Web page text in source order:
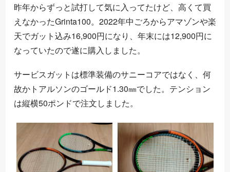
昨年からずっと試打して気に入ってたけど、高くて買
えなかったGrinta100。2022年中ごろからアマゾンや楽
天でガット込み16,900円になり、年末には12,900円に
なっていたので遂に購入しました。
サービスガットは標準装備のサニーコアではなく、何
故かトアルソンのゴールド1.30㎜でした。テンション
は縦横50ポンドで注文しました。